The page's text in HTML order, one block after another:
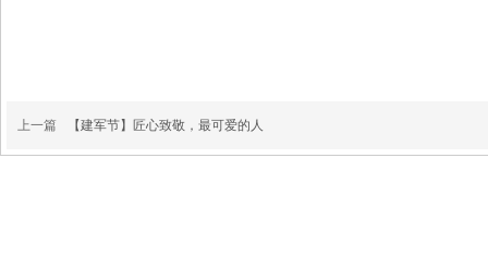
上一篇 【建军节】匠心致敬，最可爱的人